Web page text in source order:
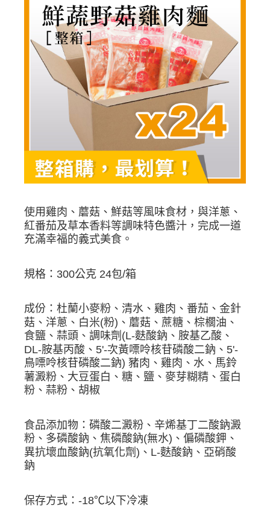
使用雞肉、蘑菇、鮮菇等風味食材，與洋蔥、
紅番茄及草本香料等調味特色醬汁，完成一道
充滿幸福的義式美食。
規格：300公克 24包/箱
成份：杜蘭小麥粉、清水、雞肉、番茄、金針
菇、洋蔥、白米(粉)、蘑菇、蔗糖、棕櫚油、
食鹽、蒜頭、調味劑(L-麩酸鈉、胺基乙酸、
DL-胺基丙酸、5'-次黃嘌呤核苷磷酸二鈉、5'-
鳥嘌呤核苷磷酸二鈉) 豬肉、雞肉、水、馬鈴
薯澱粉、大豆蛋白、糖、鹽、麥芽糊精、蛋白
粉、蒜粉、胡椒
食品添加物：磷酸二澱粉、辛烯基丁二酸鈉澱
粉、多磷酸鈉、焦磷酸鈉(無水)、偏磷酸鉀、
異抗壞血酸鈉(抗氧化劑)、L-麩酸鈉、亞硝酸
鈉
保存方式：-18℃以下冷凍